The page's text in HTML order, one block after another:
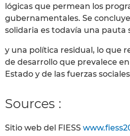
lógicas que permean los
gubernamentales. Se
solidaria es todavía una pauta
y una política residual, lo que
de desarrollo que prevalece
Estado y de las fuerzas
Sources :
Sitio web del FIESS